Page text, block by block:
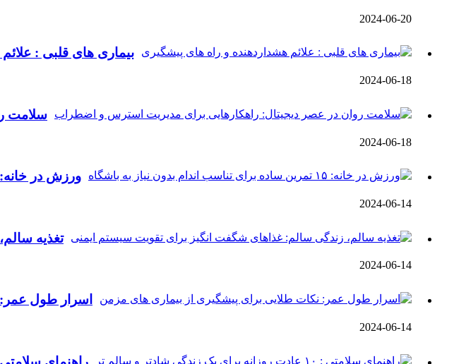
2024-06-20
بیماری‌ های قلبی :
2024-06-18
سلامت
2024-06-18
ورزش در خانه: ۱۵ تمرین ساده برای تناسب اندام بدون نیاز به باشگاه
2024-06-14
تغذیه
2024-06-14
اسرار طول
2024-06-14